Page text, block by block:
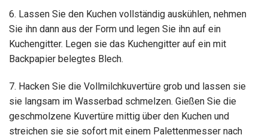
6. Lassen Sie den Kuchen vollständig auskühlen, nehmen
Sie ihn dann aus der Form und legen Sie ihn auf ein
Kuchengitter. Legen sie das Kuchengitter auf ein mit
Backpapier belegtes Blech.
7. Hacken Sie die Vollmilchkuvertüre grob und lassen sie
sie langsam im Wasserbad schmelzen. Gießen Sie die
geschmolzene Kuvertüre mittig über den Kuchen und
streichen sie sie sofort mit einem Palettenmesser nach